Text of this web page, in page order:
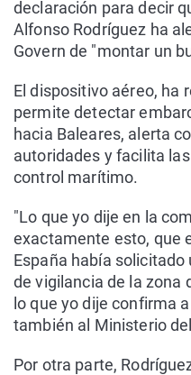
declaración para decir
Alfonso Rodríguez ha
Govern de "montar un
El dispositivo aéreo, ha
permite detectar
hacia Baleares, alerta
autoridades y facilita
control marítimo.
"Lo que yo dije en la
exactamente esto, que
España había
de vigilancia de la zona
lo que yo dije confirma
también al Ministerio
Por otra parte,